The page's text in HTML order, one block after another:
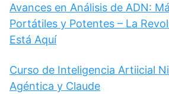
Avances en Análisis de ADN:
Portátiles y Potentes – La
Está Aquí
Curso de Inteligencia Artiicial
Agéntica y Claude